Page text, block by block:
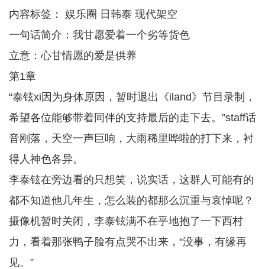
内容标签： 娱乐圈 日韩泰 现代架空
一句话简介：我甘愿爱着一个劣等货色
立意：心甘情愿的爱是供养
第1章
“泰铉xi因为身体原因，暂时退出《iland》节目录制，
希望各位能够带着同伴的支持最后的走下去。”staff话
音刚落，天空一声巨响，大雨稀里哗啦的打下来，衬
得人神色各异。
李泰铉在旁边看的只想笑，说实话，这群人可能有的
都不知道他几年生，怎么装的都那么沉重与哀悼呢？
摄像机暂时关闭，李泰铉满不在乎地抱了一下西村
力，看着那张鸭子脸有点哭不出来，“没事，有缘再
见。”